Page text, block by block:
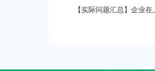
【实际问题汇总】企业